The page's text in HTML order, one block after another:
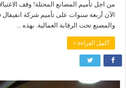
من اجل تأميم المصانع المحتلة! وقف
الآن أربعة سنوات على تأميم شركة
والمصنع تحت الرقابة العمالية. بهذه ...
أكمل القراءة »